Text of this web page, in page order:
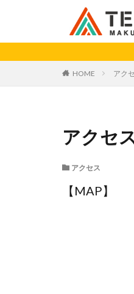
HOME アク
アクセ
アクセス
【MAP】